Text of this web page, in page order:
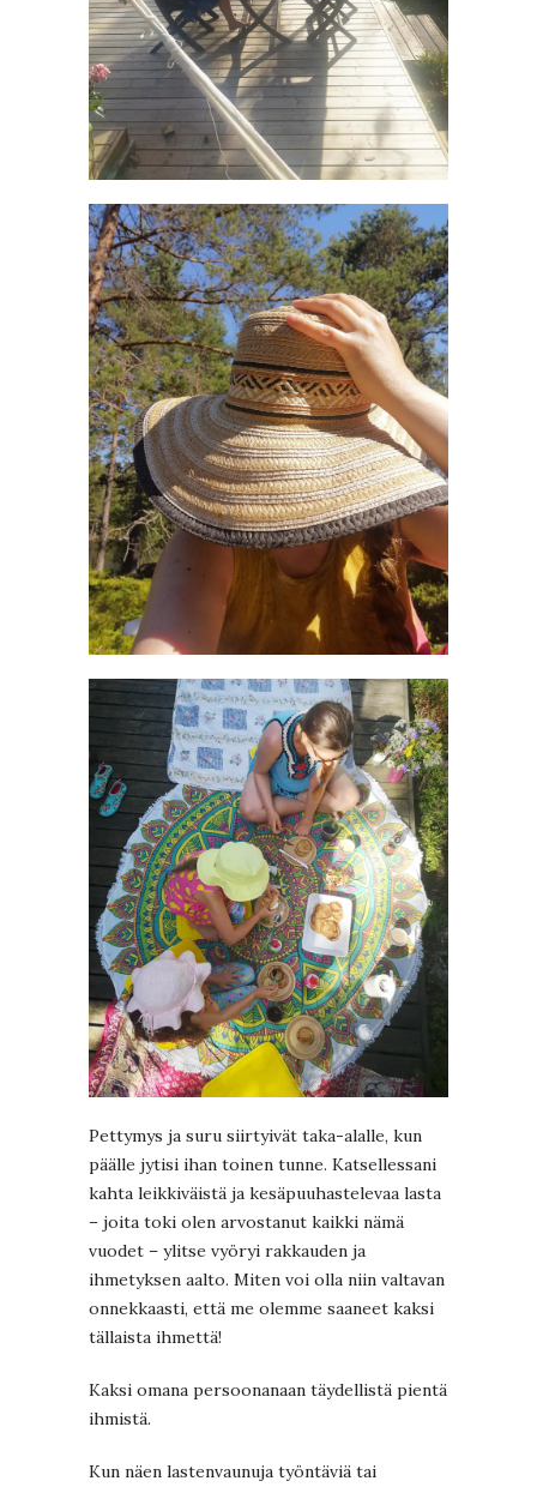
Pettymys ja suru siirtyivät taka-alalle, kun
päälle jytisi ihan toinen tunne. Katsellessani
kahta leikkiväistä ja kesäpuuhastelevaa lasta
– joita toki olen arvostanut kaikki nämä
vuodet – ylitse vyöryi rakkauden ja
ihmetyksen aalto. Miten voi olla niin valtavan
onnekkaasti, että me olemme saaneet kaksi
tällaista ihmettä!
Kaksi omana persoonanaan täydellistä pientä
ihmistä.
Kun näen lastenvaunuja työntäviä tai